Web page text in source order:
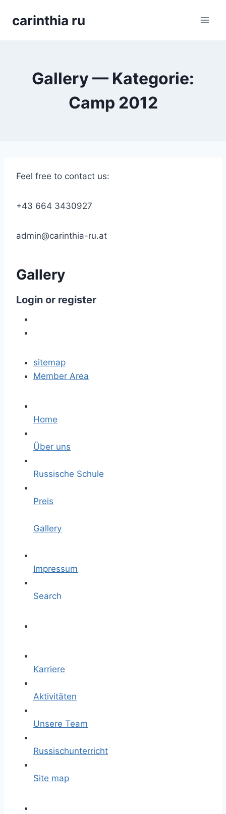
carinthia ru
Gallery — Kategorie:
Camp 2012
Feel free to contact us:
+43 664 3430927
admin@carinthia-ru.at
Gallery
Login or register
sitemap
Member Area
Home
Über uns
Russische Schule
Preis
Gallery
Impressum
Search
Karriere
Aktivitäten
Unsere Team
Russischunterricht
Site map